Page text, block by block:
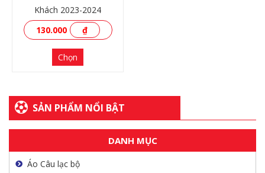
Khách 2023-2024
130.000
₫
Chọn
SẢN PHẨM NỔI BẬT
DANH MỤC
Áo Câu lạc bộ